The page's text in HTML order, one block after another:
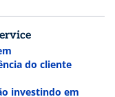
do cliente
investindo em